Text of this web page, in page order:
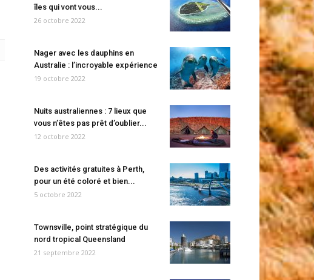
îles qui vont vous...
26 octobre 2022
Nager avec les dauphins en
Australie : l’incroyable expérience
19 octobre 2022
Nuits australiennes : 7 lieux que
vous n’êtes pas prêt d’oublier...
12 octobre 2022
Des activités gratuites à Perth,
pour un été coloré et bien...
5 octobre 2022
Townsville, point stratégique du
nord tropical Queensland
21 septembre 2022